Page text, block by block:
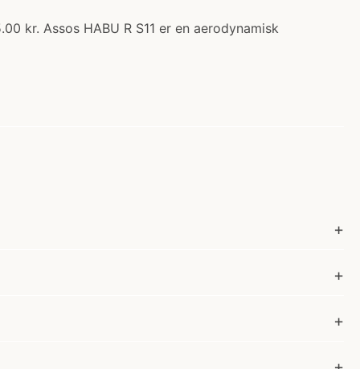
kr. Assos HABU R S11 er en aerodynamisk